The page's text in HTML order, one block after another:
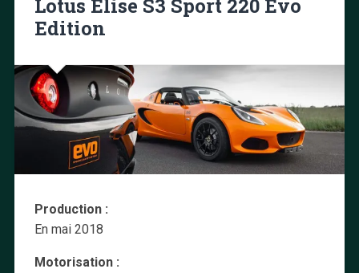
Lotus Elise S3 Sport 220 Evo
Edition
Production :
En mai 2018
Motorisation :